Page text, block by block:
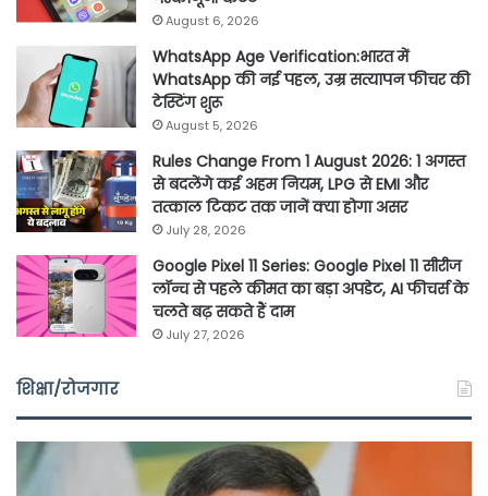
August 6, 2026
WhatsApp Age Verification:भारत में
WhatsApp की नई पहल, उम्र सत्यापन फीचर की
टेस्टिंग शुरू
August 5, 2026
Rules Change From 1 August 2026: 1 अगस्त
से बदलेंगे कई अहम नियम, LPG से EMI और
तत्काल टिकट तक जानें क्या होगा असर
July 28, 2026
Google Pixel 11 Series: Google Pixel 11 सीरीज
लॉन्च से पहले कीमत का बड़ा अपडेट, AI फीचर्स के
चलते बढ़ सकते हैं दाम
July 27, 2026
शिक्षा/रोजगार